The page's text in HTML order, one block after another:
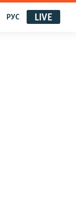
РУС LIVE